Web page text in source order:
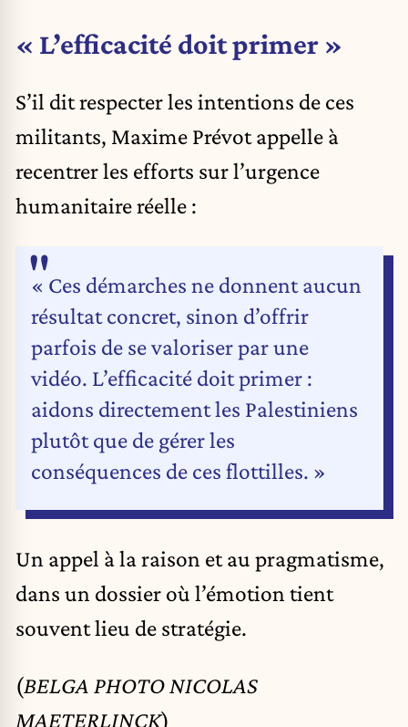
« L’efficacité doit primer »
S’il dit respecter les intentions de ces
militants, Maxime Prévot appelle à
recentrer les efforts sur l’urgence
humanitaire réelle :
« Ces démarches ne donnent aucun
résultat concret, sinon d’offrir
parfois de se valoriser par une
vidéo. L’efficacité doit primer :
aidons directement les Palestiniens
plutôt que de gérer les
conséquences de ces flottilles. »
Un appel à la raison et au pragmatisme,
dans un dossier où l’émotion tient
souvent lieu de stratégie.
(BELGA PHOTO NICOLAS
MAETERLINCK)